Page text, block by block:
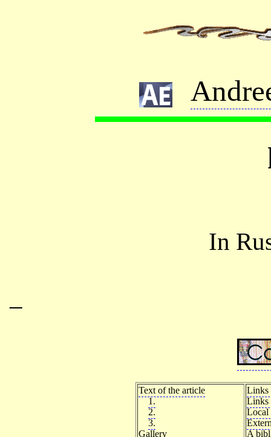
In
–
Text of the article
1.
2.
3.
Gallery
Links
Links
Local
A